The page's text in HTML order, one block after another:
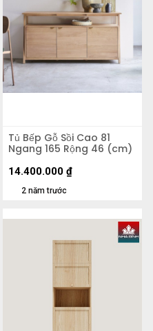
Tủ Bếp Gỗ Sồi Cao 81
Ngang 165 Rộng 46 (cm)
2 năm trước
14.400.000 ₫